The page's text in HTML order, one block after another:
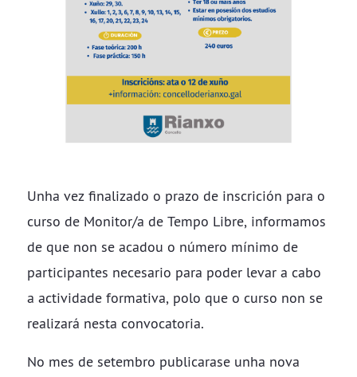
Unha vez finalizado o prazo de inscrición para o
curso de Monitor/a de Tempo Libre, informamos
de que non se acadou o número mínimo de
participantes necesario para poder levar a cabo
a actividade formativa, polo que o curso non se
realizará nesta convocatoria.​​​​​​​
No mes de setembro publicarase unha nova